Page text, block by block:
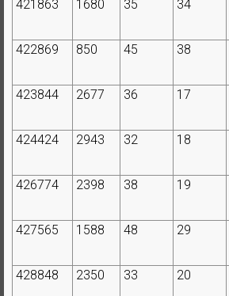
421863
1680 35 34
422869
850 45 38
423844
2677 36 17
424424
2943 32 18
426774
2398 38 19
427565
1588 48 29
428848
2350 33 20